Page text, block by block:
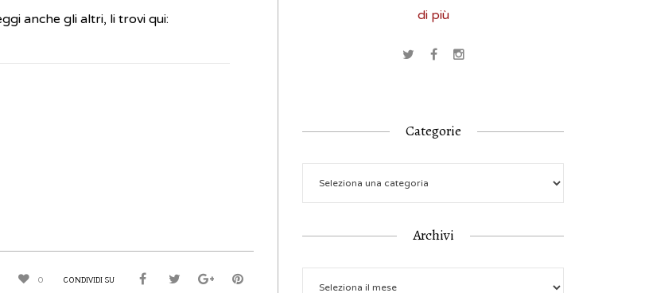
anche gli altri, li trovi qui:
0 CONDIVIDI SU
di più
Categorie
Archivi